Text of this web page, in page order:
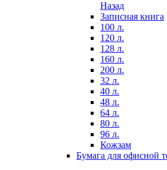
Назад
Записная книга
100 л.
120 л.
128 л.
160 л.
200 л.
32 л.
40 л.
48 л.
64 л.
80 л.
96 л.
Кожзам
Бумага для офисной